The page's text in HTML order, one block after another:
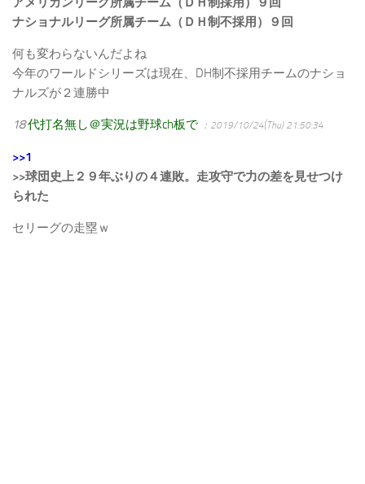
ナショナルリーグ所属チーム（ＤＨ制不採用）９回
何も変わらないんだよね
今年のワールドシリーズは現在、DH制不採用チームのナショ
ナルズが２連勝中
18代打名無し＠実況は野球ch板で ：2019/10/24(Thu) 21:50:34
>>1
>>球団史上２９年ぶりの４連敗。走攻守で力の差を見せつけ
られた
セリーグの走塁ｗ